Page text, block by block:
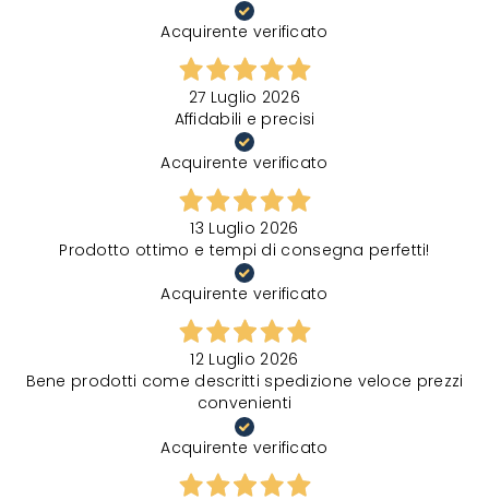
Acquirente verificato
27 Luglio 2026
Affidabili e precisi
Acquirente verificato
13 Luglio 2026
Prodotto ottimo e tempi di consegna perfetti!
Acquirente verificato
12 Luglio 2026
Bene prodotti come descritti spedizione veloce prezzi
convenienti
Acquirente verificato